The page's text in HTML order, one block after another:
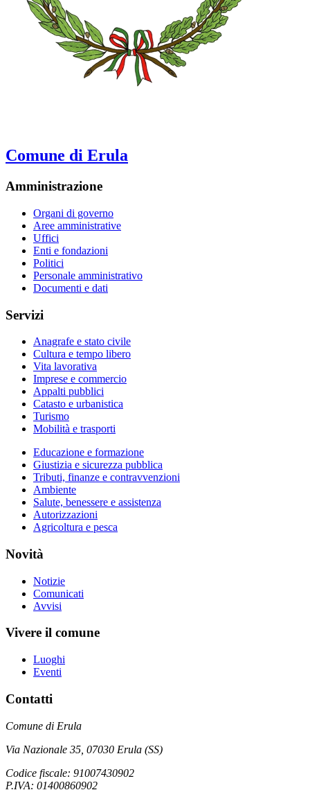
Comune di Erula
Amministrazione
Organi di governo
Aree amministrative
Uffici
Enti e fondazioni
Politici
Personale amministrativo
Documenti e dati
Servizi
Anagrafe e stato civile
Cultura e tempo libero
Vita lavorativa
Imprese e commercio
Appalti pubblici
Catasto e urbanistica
Turismo
Mobilità e trasporti
Educazione e formazione
Giustizia e sicurezza pubblica
Tributi, finanze e contravvenzioni
Ambiente
Salute, benessere e assistenza
Autorizzazioni
Agricoltura e pesca
Novità
Notizie
Comunicati
Avvisi
Vivere il comune
Luoghi
Eventi
Contatti
Comune di Erula
Via Nazionale 35, 07030 Erula (SS)
Codice fiscale: 91007430902
P.IVA: 01400860902